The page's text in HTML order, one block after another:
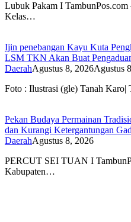
Lubuk Pakam I TambunPos.com
Kelas…
Ijin penebangan Kayu Kuta
LSM TKN Akan Buat
DaerahAgustus 8, 2026Agustus
Foto : Ilustrasi (gle) Tanah
Pekan Budaya Permainan
dan Kurangi Ketergantungan
DaerahAgustus 8, 2026
PERCUT SEI TUAN I
Kabupaten…